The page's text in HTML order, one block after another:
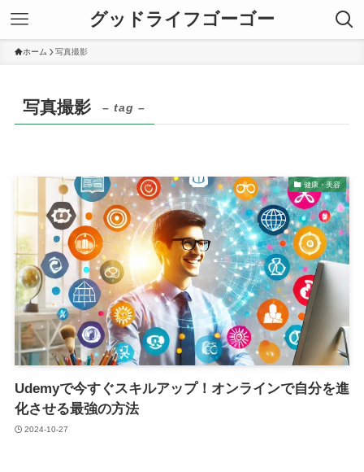
グッドライフゴーゴー
ホーム 写真撮影
写真撮影 – tag –
健康・美容
Udemyで今すぐスキルアップ！オンラインで自分を進
化させる最強の方法
2024-10-27